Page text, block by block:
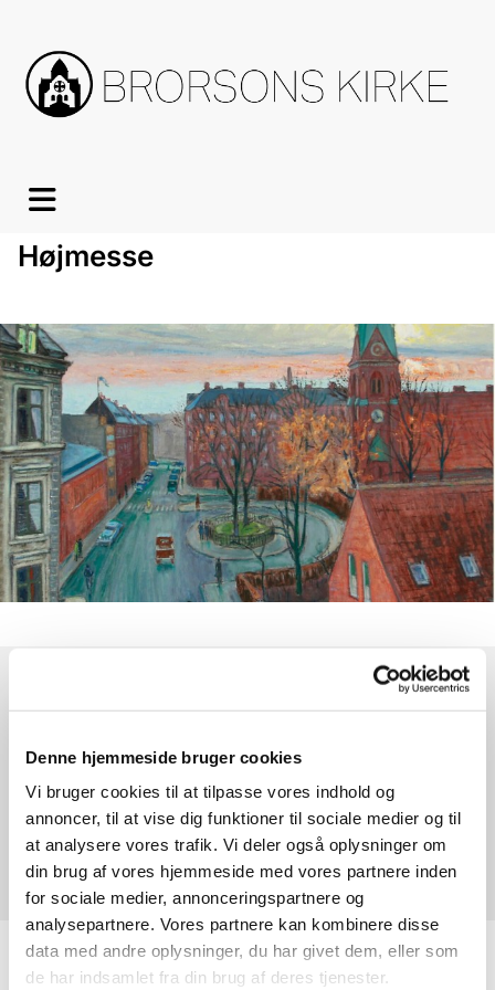
Denne hjemmeside bruger cookies
Vi bruger cookies til at tilpasse vores indhold og
annoncer, til at vise dig funktioner til sociale medier og til
at analysere vores trafik. Vi deler også oplysninger om
din brug af vores hjemmeside med vores partnere inden
for sociale medier, annonceringspartnere og
analysepartnere. Vores partnere kan kombinere disse
data med andre oplysninger, du har givet dem, eller som
de har indsamlet fra din brug af deres tjenester.
Højmesse
Søndag 20. december 2026, kl. 10:30
HK Kirke, Kapelvej 38, 2200 København
N
Andreas Christensen
Højmesse hver søndag kl. 10:30 med efterfølgende